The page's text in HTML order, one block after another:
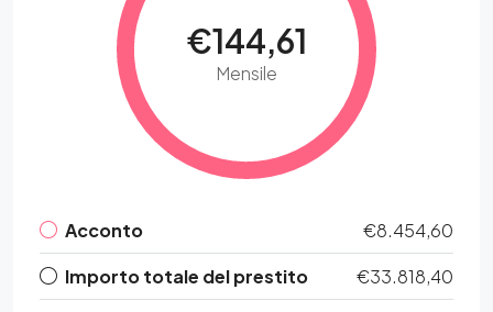
€144,61
Mensile
Acconto
€8.454,60
Importo totale del prestito
€33.818,40